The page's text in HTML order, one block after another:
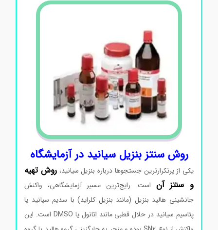
روش سنتز بنزیل سیانید در آزمایشگاه
یکی از پرتکرارترین جستجوها درباره بنزیل سیانید،روش تهیه
و سنتز آن است. رایج‌ترین مسیر آزمایشگاهی، واکنش
جانشینی هالید بنزیل (مانند بنزیل کلراید) با سدیم سیانید یا
پتاسیم سیانید در حلال قطبی مانند اتانول یا DMSO است. این